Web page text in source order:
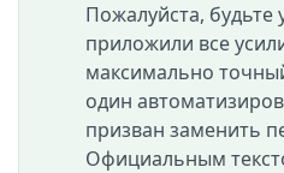
Пожалуйста,
приложили все
максимально
один
призван заменить
Официальным